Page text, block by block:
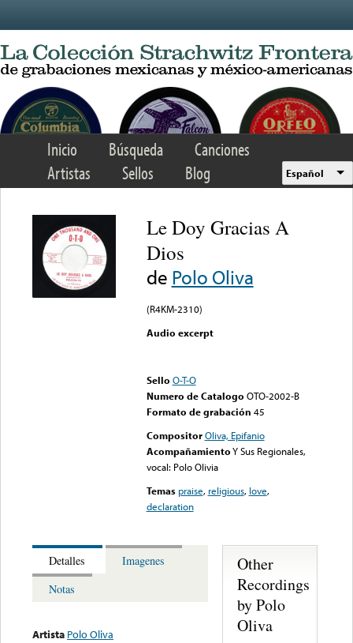
Inicio Búsqueda
Canciones
Artistas
Sellos Blog Español
Le Doy Gracias A
Dios
de Polo Oliva
(R4KM-2310)
Audio excerpt
Sello O-T-O
Numero de Catalogo OTO-2002-B
Formato de grabación 45
Compositor Oliva, Epifanio
AcompañamientoY Sus Regionales,
vocal: Polo Olivia
Temas praise, religious, love,
declaration
Detalles
Imagenes
Notas
Artista Polo Oliva
Other
Recordings
by Polo
Oliva